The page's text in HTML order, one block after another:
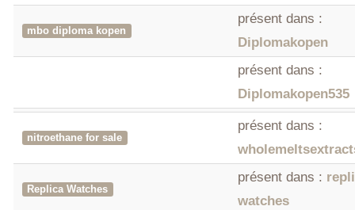
mbo diploma kopen
présent dans :
Diplomakopen
présent dans :
Diplomakopen535
nitroethane for sale
présent dans :
Replica Watches
présent dans :
watches